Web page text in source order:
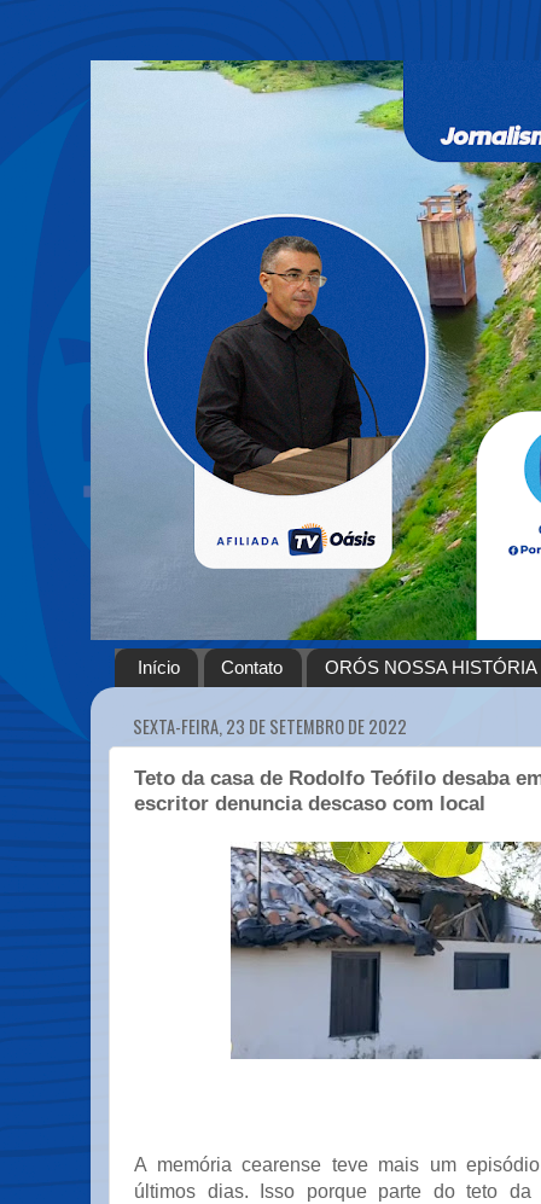
Início Contato ORÓS NOSSA HISTÓRIA
SEXTA-FEIRA, 23 DE SETEMBRO DE 2022
Teto da casa de Rodolfo Teófilo desaba
escritor denuncia descaso com local
A memória cearense teve mais um
últimos dias. Isso porque parte do teto